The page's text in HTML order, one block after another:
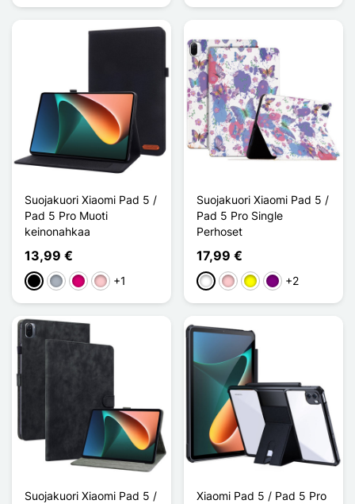
Suojakuori Xiaomi Pad 5 /
Pad 5 Pro Muoti
keinonahkaa
13,99 €
MustaHarmaaMagenta
Pinkki
+1
Suojakuori Xiaomi Pad 5 /
Pad 5 Pro Single
Perhoset
17,99 €
Valkoinen
PinkkiKeltainen
Violet+2
Suojakuori Xiaomi Pad 5 /
Xiaomi Pad 5 / Pad 5 Pro